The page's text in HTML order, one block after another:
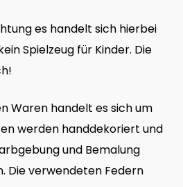
es handelt sich hierbei
Spielzeug für Kinder. Die
Waren handelt es sich um
werden handdekoriert und
und Bemalung
Die verwendeten Federn